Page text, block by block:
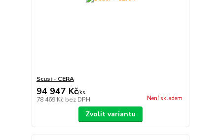
Scusi - CERA
94 947 Kč/ks
78 469 Kč bez DPH Není skladem
Zvolit variantu